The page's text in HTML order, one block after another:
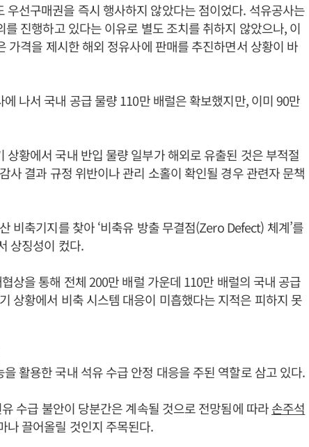
우선구매권을 즉시 행사하지 않았다는 점이었다. 석유공사는
진행하고 있다는 이유로 별도 조치를 취하지 않았으나, 이
가격을 제시한 해외 정유사에 판매를 추진하면서 상황이 바
나서 국내 공급 물량 110만 배럴은 확보했지만, 이미 90만
상황에서 국내 반입 물량 일부가 해외로 유출된 것은 부적절
사 결과 규정 위반이나 관리 소홀이 확인될 경우 관련자 문책
비축기지를 찾아 ‘비축유 방출 무결점(Zero Defect) 체계’를
상징성이 컸다.
상을 통해 전체 200만 배럴 가운데 110만 배럴의 국내 공급
상황에서 비축 시스템 대응이 미흡했다는 지적은 피하지 못
활용한 국내 석유 수급 안정 대응을 주된 역할로 삼고 있다.
수급 불안이 당분간은 계속될 것으로 전망됨에 따라손주석
나 끌어올릴 것인지 주목된다.